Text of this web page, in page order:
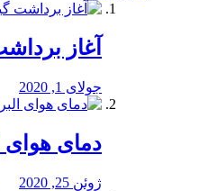
آغاز
جولای 1, 2020
دمای هوای
ژوئن 25, 2020